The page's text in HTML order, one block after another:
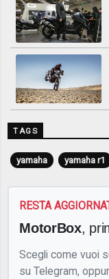
TAGS
yamaha yamaha r1
RESTA
MotorBox,
Scegli come vuoi
su Telegram,